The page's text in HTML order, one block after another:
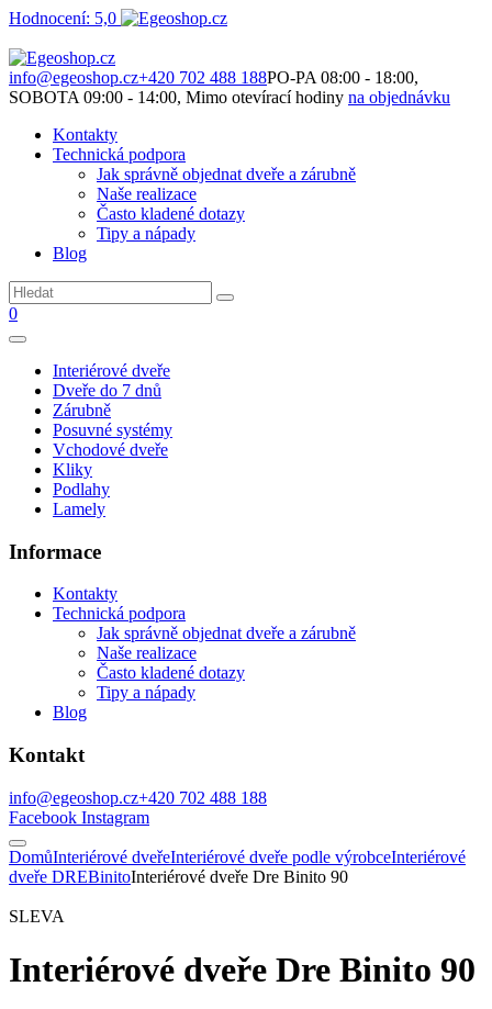
Hodnocení: 5,0
info@egeoshop.cz+420 702 488 188PO-PA 08:00 - 18:00,
SOBOTA 09:00 - 14:00, Mimo otevírací hodiny na objednávku
Kontakty
Technická podpora
Jak správně objednat dveře a zárubně
Naše realizace
Často kladené dotazy
Tipy a nápady
Blog
0
Interiérové dveře
Dveře do 7 dnů
Zárubně
Posuvné systémy
Vchodové dveře
Kliky
Podlahy
Lamely
Informace
Kontakty
Technická podpora
Jak správně objednat dveře a zárubně
Naše realizace
Často kladené dotazy
Tipy a nápady
Blog
Kontakt
info@egeoshop.cz+420 702 488 188
Facebook Instagram
DomůInteriérové dveřeInteriérové dveře podle výrobceInteriérové
dveře DREBinitoInteriérové dveře Dre Binito 90
SLEVA
Interiérové dveře Dre Binito 90